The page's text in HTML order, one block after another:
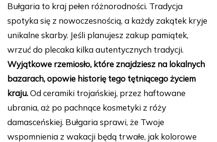
c
e
b
o
o
k
er
e
st
m
bl
r
d
di
t
k
e
dI
n
p
y
Li
n
k
Bułgaria to kraj pełen różnorodności. Tradycja
spotyka się z nowoczesnością, a każdy zakątek kryje
unikalne skarby. Jeśli planujesz zakup pamiątek,
wrzuć do plecaka kilka autentycznych tradycji.
Wyjątkowe rzemiosło, które znajdziesz na lokalnych
bazarach, opowie historię tego tętniącego życiem
kraju.Od ceramiki trojańskiej, przez haftowane
ubrania, aż po pachnące kosmetyki z róży
damasceńskiej. Bułgaria sprawi, że Twoje
wspomnienia z wakacji będą trwałe, jak kolorowe